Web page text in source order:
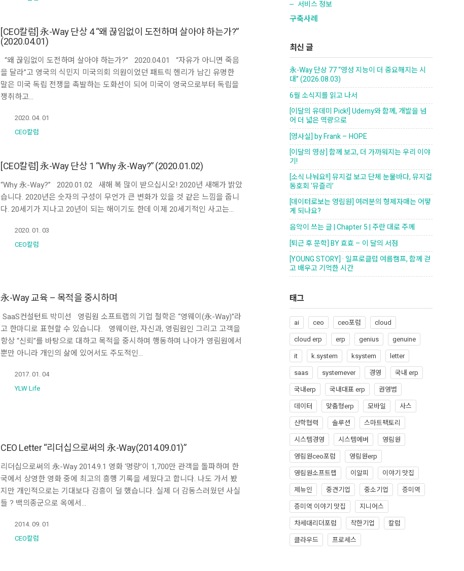
[CEO칼럼] 永-Way 단상 4 “왜 끊임없이 도전하며 살아야 하는가?”
(2020.04.01)
“왜 끊임없이 도전하며 살아야 하는가?” 2020.04.01 “자유가 아니면 죽음
을 달라”고 영국의 식민지 미국의회 의원이었던 패트릭 헨리가 남긴 유명한
말은 미국 독립 전쟁을 촉발하는 도화선이 되어 미국이 영국으로부터 독립을
쟁취하고…
2020. 04. 01
CEO칼럼
[CEO칼럼] 永-Way 단상 1 “Why 永-Way?” (2020.01.02)
“Why 永-Way?” 2020.01.02 새해 복 많이 받으십시오! 2020년 새해가 밝았
습니다. 2020년은 숫자의 구성이 무언가 큰 변화가 있을 것 같은 느낌을 줍니
다. 20세기가 지나고 20년이 되는 해이기도 한데 이제 20세기적인 사고는…
2020. 01. 03
CEO칼럼
永-Way 교육 – 목적을 중시하며
SaaS컨설턴트 박미선 영림원 소프트랩의 기업 철학은 “영웨이(永-Way)”라
고 한마디로 표현할 수 있습니다. 영웨이란, 자신과, 영림원인 그리고 고객을
항상 “신뢰”를 바탕으로 대하고 목적을 중시하며 행동하며 나아가 영림원에서
뿐만 아니라 개인의 삶에 있어서도 주도적인…
2017. 01. 04
YLW Life
CEO Letter “리더십으로써의 永-Way(2014.09.01)”
리더십으로써의 永-Way 2014.9.1 영화 ‘명량’이 1,700만 관객을 돌파하며 한
국에서 상영한 영화 중에 최고의 흥행 기록을 세웠다고 합니다. 나도 가서 봤
지만 개인적으로는 기대보다 감흥이 덜 했습니다. 실제 더 감동스러웠던 사실
들 ? 백의종군으로 옥에서…
2014. 09. 01
CEO칼럼
서비스 정보
구축사례
최신 글
永-Way 단상 77 “영성 지능이 더 중요해지는 시
대” (2026.08.03)
6월 소식지를 읽고 나서
[이달의 유데미 Pick!] Udemy와 함께, 개발을 넘
어 더 넓은 역량으로
[영사실] by Frank – HOPE
[이달의 영상] 함께 보고, 더 가까워지는 우리 이야
기!
[소식 나눠요!!] 뮤지컬 보고 단체 눈물바다, 뮤지컬
동호회 ‘뮤즐리’
[데이터로보는 영림원] 여러분의 형제자매는 어떻
게 되나요?
음악이 쓰는 글 | Chapter 5 | 주란 대로 주께
[퇴근 후 문학] BY 효효 – 이 달의 서점
[YOUNG STORY] · 일프로클럽 여름캠프, 함께 걷
고 배우고 기억한 시간
태그
ai ceo ceo포럼
cloud
cloud erp
erp genius
genuine
it
k.system ksystem
letter
saas
systemever 경영
국내 erp
국내erp
국내대표 erp
권영범
데이터
맞춤형erp 모바일
사스
산학협력
솔루션
스마트팩토리
시스템경영
시스템에버
영림원
영림원ceo포럼
영림원erp
영림원소프트랩
이알피
이야기 맛집
제뉴인
중견기업 중소기업
증미역
증미역 이야기 맛집
지니어스
차세대리더포럼
착한기업
칼럼
클라우드
프로세스